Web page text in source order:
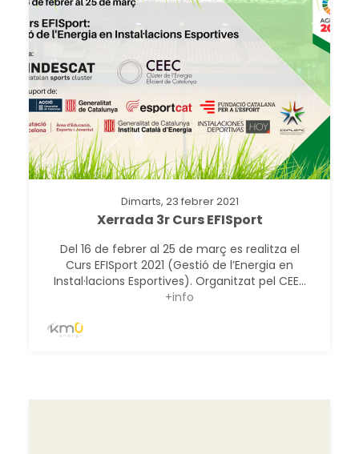
Dimarts, 23 febrer 2021
Xerrada 3r Curs EFISport
Del 16 de febrer al 25 de març es realitza el
Curs EFISport 2021 (Gestió de l’Energia en
Instal·lacions Esportives). Organitzat pel CEE...
+info